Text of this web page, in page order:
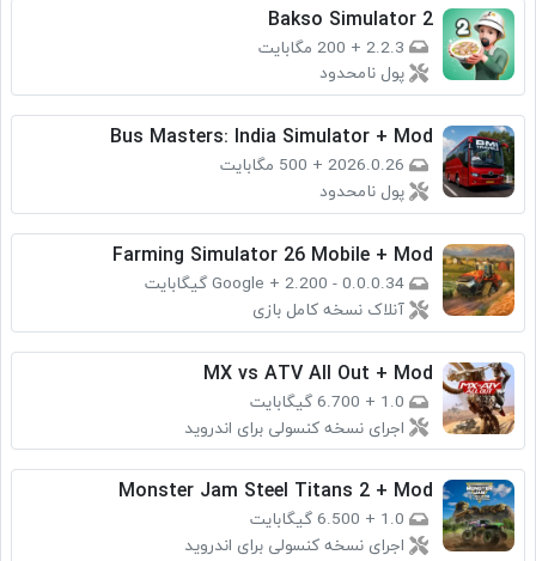
Bakso Simulator 2
2.2.3
+ 200 مگابایت
پول نامحدود
Bus Masters: India Simulator + Mod
2026.0.26
+ 500 مگابایت
پول نامحدود
Farming Simulator 26 Mobile + Mod
0.0.0.34 - Google
+ 2.200 گیگابایت
آنلاک نسخه کامل بازی
MX vs ATV All Out + Mod
1.0
+ 6.700 گیگابایت
اجرای نسخه کنسولی برای اندروید
Monster Jam Steel Titans 2 + Mod
1.0
+ 6.500 گیگابایت
اجرای نسخه کنسولی برای اندروید